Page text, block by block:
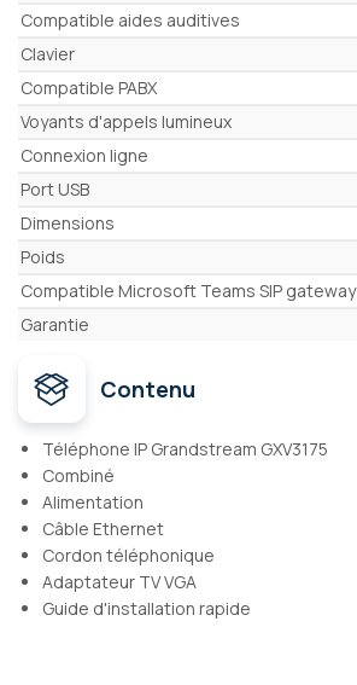
Compatible aides auditives
Clavier
Compatible PABX
Voyants d'appels lumineux
Connexion ligne
Port USB
Dimensions
Poids
Compatible Microsoft Teams SIP gateway
Garantie
Contenu
Téléphone IP Grandstream GXV3175
Combiné
Alimentation
Câble Ethernet
Cordon téléphonique
Adaptateur TV VGA
Guide d'installation rapide